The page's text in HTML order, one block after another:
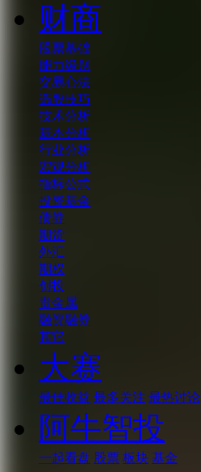
财商
股票基础
能力级别
交易心法
选股技巧
技术分析
基本分析
行业分析
宏观分析
指标公式
投资基金
债券
期货
外汇
期权
创投
贵金属
融资融券
其它
大赛
最佳收益 最多关注 最热讨论
阿牛智投
一起看盘 股票 板块 基金